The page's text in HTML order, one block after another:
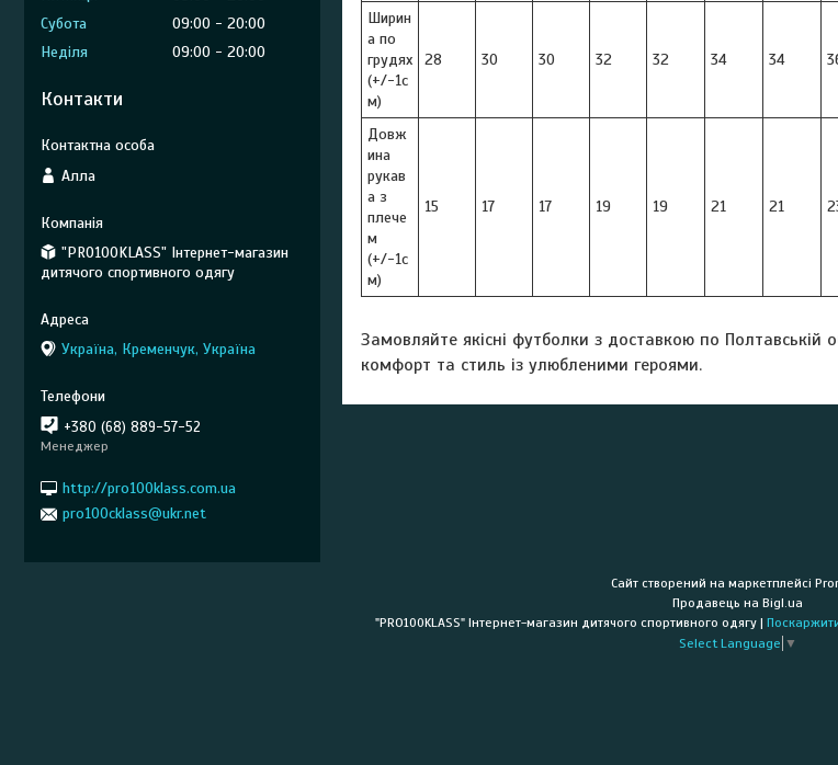
Ширин
а по
грудях
(+/-1с
м)
28 30 30 32 32 34 34
Довж
ина
рукав
а з
плече
м
(+/-1с
м)
15 17 17 19 19 21 21
Замовляйте якісні футболки з доставкою по Полтавській
комфорт та стиль із улюбленими героями.
Субота
09:00
20:00
Неділя
09:00 20:00
Контакти
Алла
"PRO100KLASS" Інтернет-магазин
дитячого спортивного одягу
Україна, Кременчук, Україна
+380 (68) 889-57-52
Менеджер
http://pro100klass.com.ua
pro100cklass@ukr.net
Сайт створений на маркетплейсі
Продавець на Bigl.ua
"PRO100KLASS" Інтернет-магазин дитячого спортивного одягу |
Select Language ▼